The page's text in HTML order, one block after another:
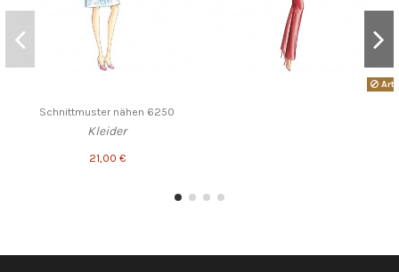
Schnittmuster nähen 6250
Kleider
21,00 €